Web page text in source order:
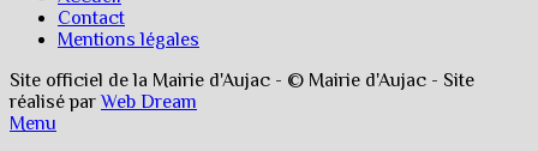
Contact
Mentions légales
Site officiel de la Mairie d'Aujac - © Mairie d'Aujac - Site
réalisé parWeb Dream
Menu